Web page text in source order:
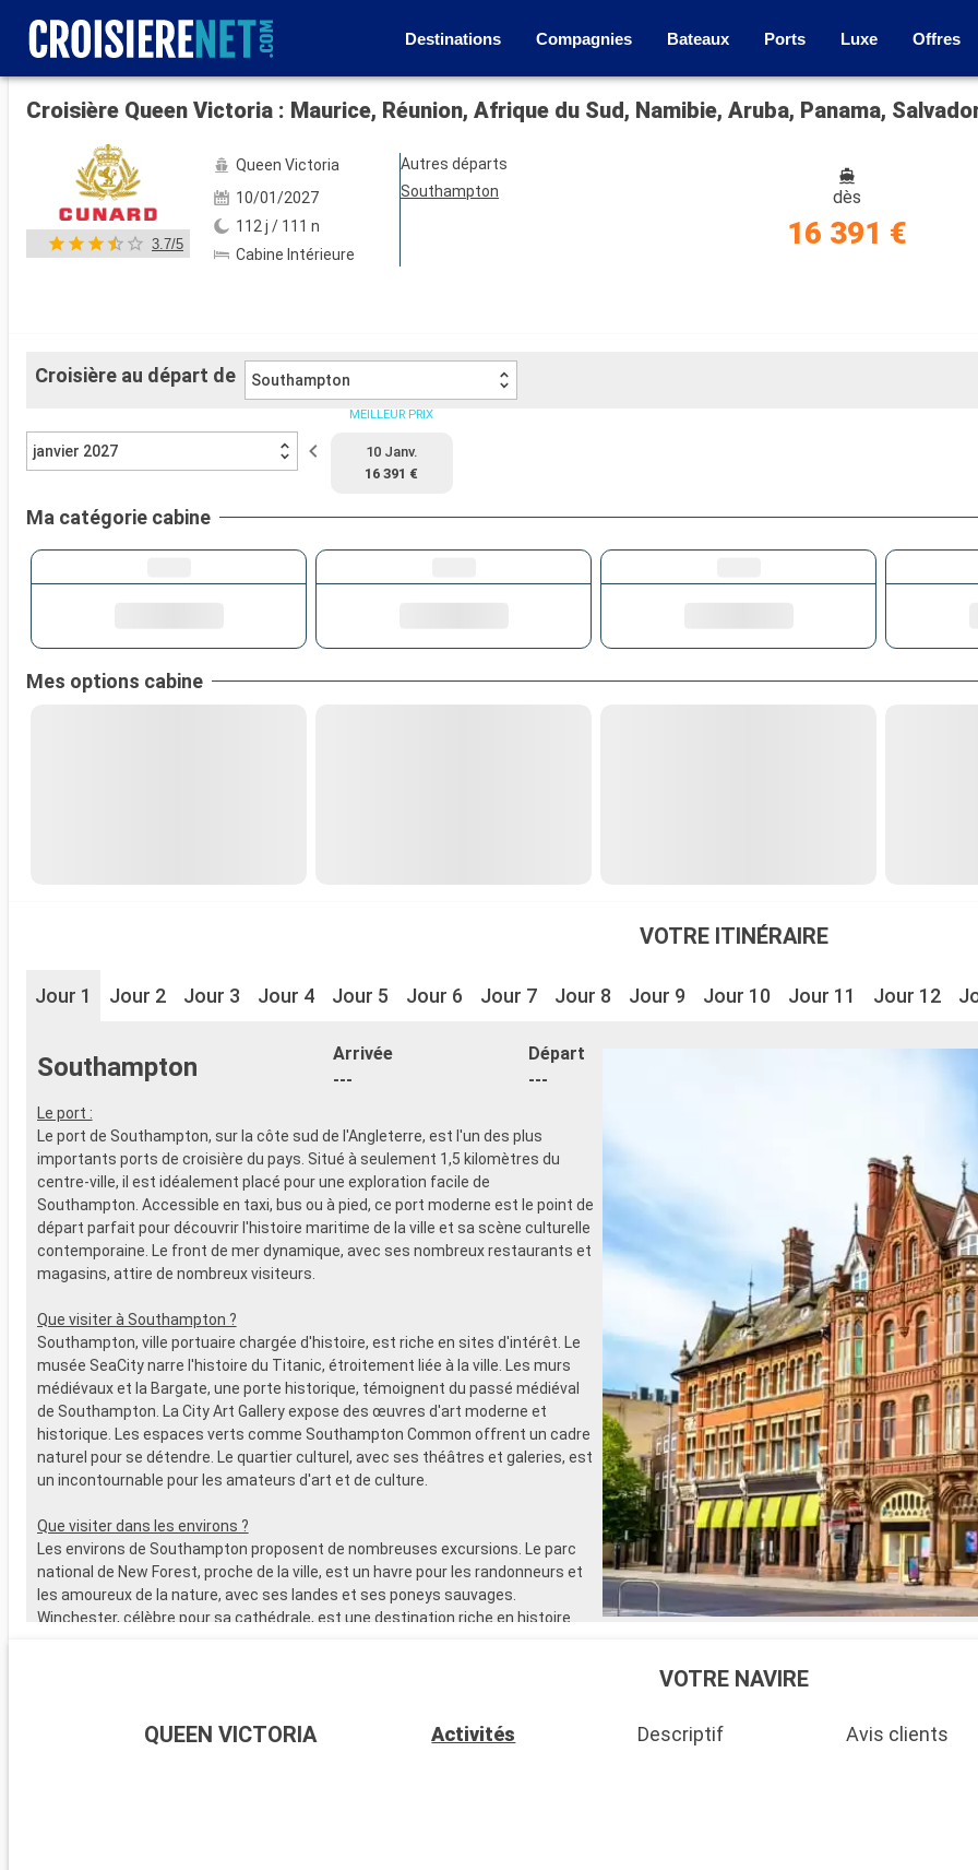
Destinations Compagnies Bateaux Ports Luxe Offres
Voir les 113 autres photos
3.7/5
Queen Victoria
10/01/2027
112 j / 111 n
Cabine Intérieure
Autres départs
Southampton
dès
16 391 €
Croisière au départ de Southampton
janvier 2027
MEILLEUR PRIX
10 Janv.
16 391 €
Ma catégorie cabine
Mes options cabine
VOTRE ITINÉRAIRE
Jour 1 Jour 2 Jour 3 Jour 4 Jour 5 Jour 6 Jour 7 Jour 8 Jour 9 Jour 10 Jour 11 Jour 12
Southampton
Arrivée
---
Départ
---
Le port :
Le port de Southampton, sur la côte sud de l'Angleterre, est l'un des plus
importants ports de croisière du pays. Situé à seulement 1,5 kilomètres du
centre-ville, il est idéalement placé pour une exploration facile de
Southampton. Accessible en taxi, bus ou à pied, ce port moderne est le point de
départ parfait pour découvrir l'histoire maritime de la ville et sa scène culturelle
contemporaine. Le front de mer dynamique, avec ses nombreux restaurants et
magasins, attire de nombreux visiteurs.
Que visiter à Southampton ?
Southampton, ville portuaire chargée d'histoire, est riche en sites d'intérêt. Le
musée SeaCity narre l'histoire du Titanic, étroitement liée à la ville. Les murs
médiévaux et la Bargate, une porte historique, témoignent du passé médiéval
de Southampton. La City Art Gallery expose des œuvres d'art moderne et
historique. Les espaces verts comme Southampton Common offrent un cadre
naturel pour se détendre. Le quartier culturel, avec ses théâtres et galeries, est
un incontournable pour les amateurs d'art et de culture.
Que visiter dans les environs ?
Les environs de Southampton proposent de nombreuses excursions. Le parc
national de New Forest, proche de la ville, est un havre pour les randonneurs et
les amoureux de la nature, avec ses landes et ses poneys sauvages.
Winchester, célèbre pour sa cathédrale, est une destination riche en histoire.
VOTRE NAVIRE
QUEEN VICTORIA Activités Descriptif Avis clients